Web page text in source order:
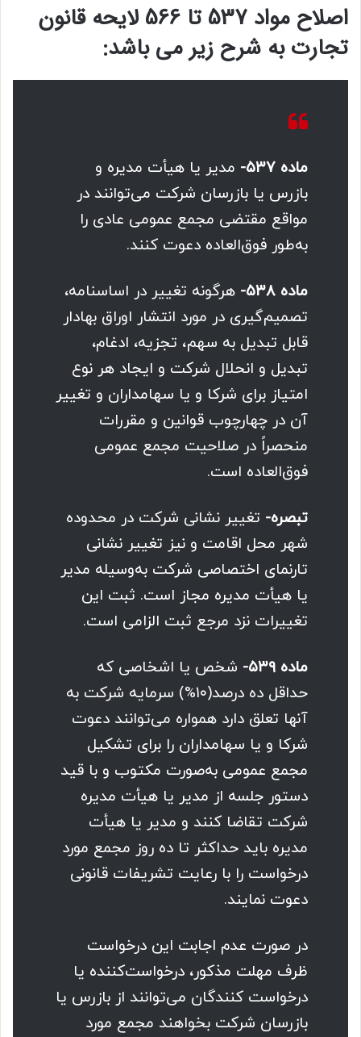
اصلاح مواد 537 تا 566 لایحه قانون
تجارت به شرح زیر می باشد:
ماده ۵۳۷-
مدیر یا هیأت مدیره و
بازرس یا بازرسان شرکت می‌توانند در
مواقع مقتضی مجمع عمومی عادی را
به‌طور فوق‌العاده دعوت کنند.
ماده ۵۳۸-
هرگونه تغییر در اساسنامه،
تصمیم‌گیری در مورد انتشار اوراق بهادار
قابل تبدیل به سهم، تجزیه، ادغام،
تبدیل و انحلال شرکت و ایجاد هر نوع
امتیاز برای شرکا و یا سهامداران و تغییر
آن در چهارچوب قوانین و مقررات
منحصراً در صلاحیت مجمع عمومی
فوق‌العاده است.
تبصره- تغییر نشانی شرکت در محدوده
شهر محل اقامت و نیز تغییر نشانی
تارنمای اختصاصی شرکت به‌وسیله مدیر
یا هیأت مدیره مجاز است. ثبت این
تغییرات نزد مرجع ثبت الزامی است.
ماده ۵۳۹-
شخص یا اشخاصی که
حداقل ده درصد(۱۰%) سرمایه شرکت به
آنها تعلق دارد همواره می‌توانند دعوت
شرکا و یا سهامداران را برای تشکیل
مجمع عمومی به‌صورت مکتوب و با قید
دستور جلسه از مدیر یا هیأت مدیره
شرکت تقاضا کنند و مدیر یا هیأت
مدیره باید حداکثر تا ده روز مجمع مورد
درخواست را با رعایت تشریفات قانونی
دعوت نمایند.
در صورت عدم اجابت این درخواست
ظرف مهلت مذکور،‌ درخواست‌کننده یا
درخواست کنندگان می‌توانند از بازرس یا
بازرسان شرکت بخواهند مجمع مورد